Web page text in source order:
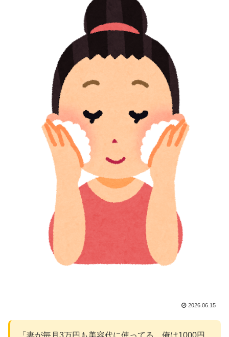
2026.06.15
「妻が毎月3万円も美容代に使ってる。俺は1000円